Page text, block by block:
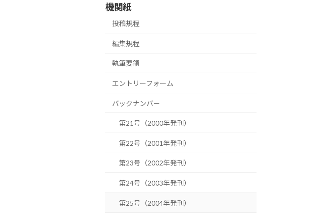
機関紙
投稿規程
編集規程
執筆要領
エントリーフォーム
バックナンバー
第21号（2000年発刊）
第22号（2001年発刊）
第23号（2002年発刊）
第24号（2003年発刊）
第25号（2004年発刊）